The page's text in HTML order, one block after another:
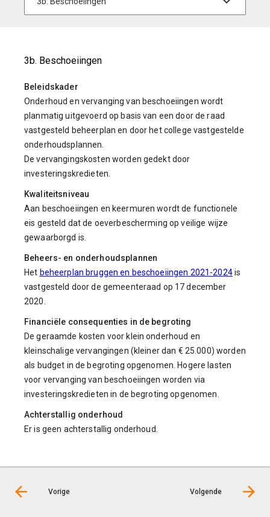
3b. Beschoeiingen
Beleidskader
Onderhoud en vervanging van beschoeiingen wordt
planmatig uitgevoerd op basis van een door de raad
vastgesteld beheerplan en door het college vastgestelde
onderhoudsplannen.
De vervangingskosten worden gedekt door
investeringskredieten.
Kwaliteitsniveau
Aan beschoeiingen en keermuren wordt de functionele
eis gesteld dat de oeverbescherming op veilige wijze
gewaarborgd is.
Beheers- en onderhoudsplannen
Het beheerplan bruggen en beschoeiingen 2021-2024is
vastgesteld door de gemeenteraad op 17 december
2020.
Financiële consequenties in de begroting
De geraamde kosten voor klein onderhoud en
kleinschalige vervangingen (kleiner dan € 25.000) worden
als budget in de begroting opgenomen. Hogere lasten
voor vervanging van beschoeiingen worden via
investeringskredieten in de begroting opgenomen.
Achterstallig onderhoud
Er is geen achterstallig onderhoud.
Vorige Volgende